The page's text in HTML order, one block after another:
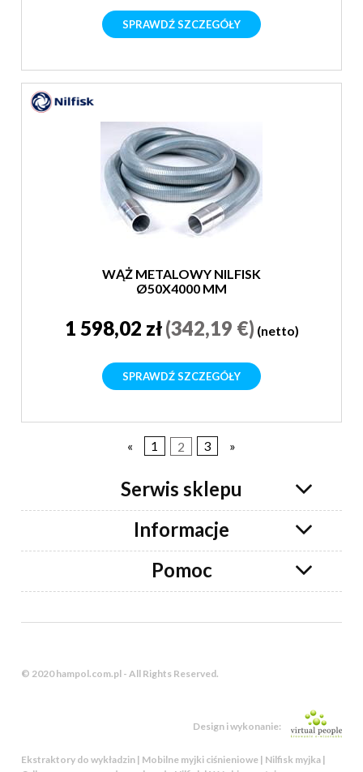
SPRAWDŹ SZCZEGÓŁY
WĄŻ METALOWY NILFISK
Ø50X4000 MM
1 598,02 zł(342,19 €) (netto)
SPRAWDŹ SZCZEGÓŁY
« 1 2 3 »
Serwis sklepu
Informacje
Pomoc
© 2020 hampol.com.pl - All Rights Reserved.
Design i wykonanie:
Ekstraktory do wykładzin | Mobilne myjki ciśnieniowe | Nilfisk myjka |